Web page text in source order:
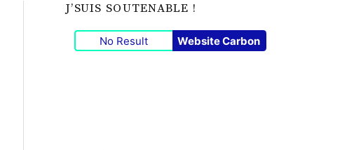
J’SUIS SOUTENABLE !
No Result Website Carbon